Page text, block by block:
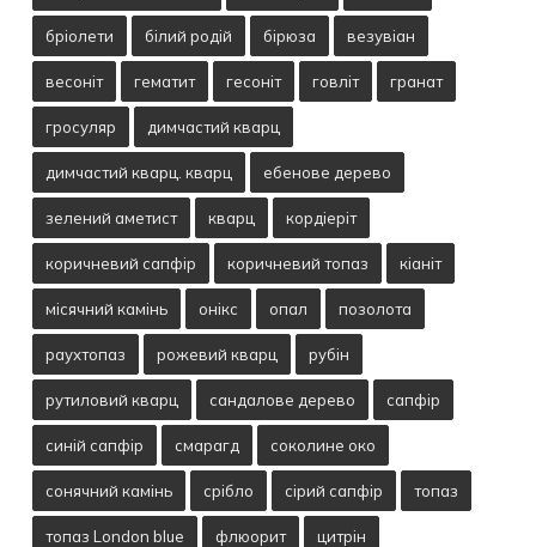
бріолети білий родій бірюза везувіан
весоніт гематит гесоніт говліт гранат
гросуляр димчастий кварц
димчастий кварц. кварц ебенове дерево
зелений аметист кварц кордіеріт
коричневий сапфір коричневий топаз кіаніт
місячний камінь онікс опал позолота
раухтопаз рожевий кварц рубін
рутиловий кварц сандалове дерево сапфір
синій сапфір смарагд соколине око
сонячний камінь срібло сірий сапфір топаз
топаз London blue флюорит цитрін